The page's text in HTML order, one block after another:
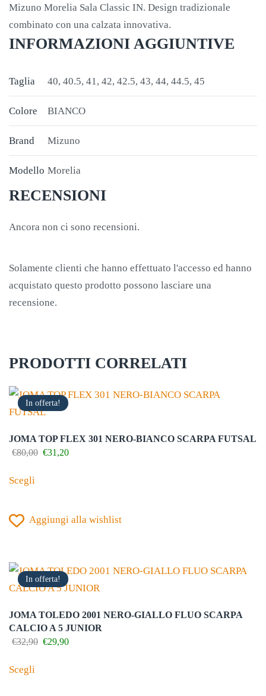
Mizuno Morelia Sala Classic IN. Design tradizionale
combinato con una calzata innovativa.
INFORMAZIONI AGGIUNTIVE
Taglia 40, 40.5, 41, 42, 42.5, 43, 44, 44.5, 45
Colore BIANCO
Brand Mizuno
Modello Morelia
RECENSIONI
Ancora non ci sono recensioni.
Solamente clienti che hanno effettuato l'accesso ed hanno
acquistato questo prodotto possono lasciare una
recensione.
PRODOTTI CORRELATI
In offerta!
JOMA TOP FLEX 301 NERO-BIANCO SCARPA FUTSAL
€80,00 Il€31,20Il
Scegliprodotto
più
opzioni
possono
scelte
nella
del
Aggiungi alla wishlist
In offerta!
JOMA TOLEDO 2001 NERO-GIALLO FLUO SCARPA
CALCIO A 5 JUNIOR
€32,90 Il€29,90Il
Scegliprodotto